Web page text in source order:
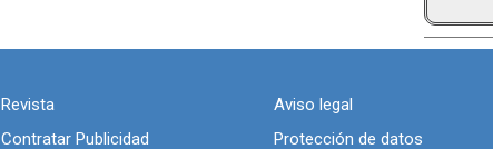
Revista
Contratar Publicidad
Aviso legal
Protección de datos